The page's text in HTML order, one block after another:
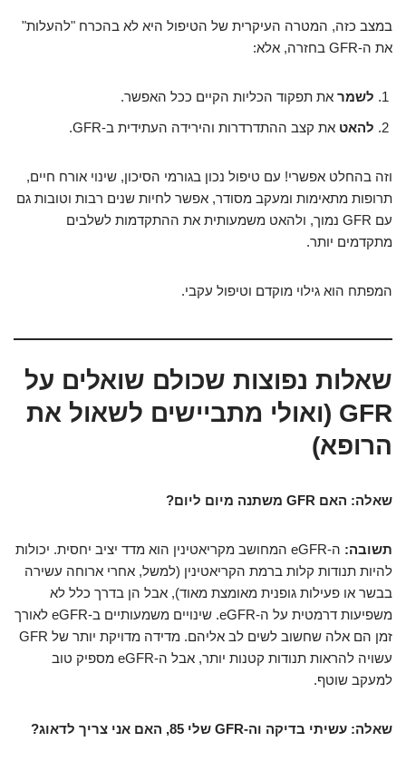
במצב כזה, המטרה העיקרית של הטיפול היא לא בהכרח "להעלות"
את ה-GFR בחזרה, אלא:
לשמר את תפקוד הכליות הקיים ככל האפשר.
להאט את קצב ההתדרדרות והירידה העתידית ב-GFR.
וזה בהחלט אפשרי! עם טיפול נכון בגורמי הסיכון, שינוי אורח חיים,
תרופות מתאימות ומעקב מסודר, אפשר לחיות שנים רבות וטובות גם
עם GFR נמוך, ולהאט משמעותית את ההתקדמות לשלבים
מתקדמים יותר.
המפתח הוא גילוי מוקדם וטיפול עקבי.
שאלות נפוצות שכולם שואלים על
GFR (ואולי מתביישים לשאול את
הרופא)
שאלה: האם GFR משתנה מיום ליום?
תשובה:
ה-eGFR המחושב מקריאטינין הוא מדד יציב יחסית. יכולות
להיות תנודות קלות ברמת הקריאטינין (למשל, אחרי ארוחה עשירה
בבשר או פעילות גופנית מאומצת מאוד), אבל הן בדרך כלל לא
משפיעות דרמטית על ה-eGFR. שינויים משמעותיים ב-eGFR לאורך
זמן הם אלה שחשוב לשים לב אליהם. מדידה מדויקת יותר של GFR
עשויה להראות תנודות קטנות יותר, אבל ה-eGFR מספיק טוב
למעקב שוטף.
שאלה: עשיתי בדיקה וה-GFR שלי 85, האם אני צריך לדאוג?